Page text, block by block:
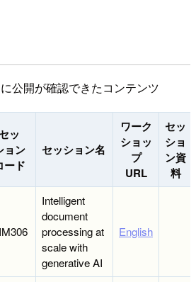
公開が確認できたコンテンツ
セッ
ョン
ード
セッション名
ワーク
ショッ
プ
URL
セッ
ショ
ン資
料
Intelligent
document
processing at
scale with
generative AI
English